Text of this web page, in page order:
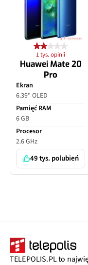
1 tys. opinii
Huawei Mate 20
Pro
Ekran
6.39" OLED
Pamięć RAM
6 GB
Procesor
2.6 GHz
49 tys. polubień
TELEPOLIS.PL to